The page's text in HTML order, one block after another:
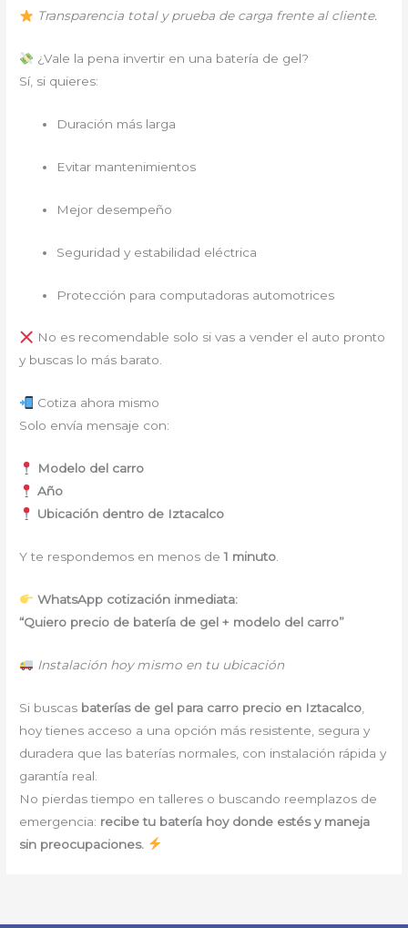
Transparencia total y prueba de carga frente al cliente.
¿Vale la pena invertir en una batería de gel?
Sí, si quieres:
Duración más larga
Evitar mantenimientos
Mejor desempeño
Seguridad y estabilidad eléctrica
Protección para computadoras automotrices
No es recomendable solo si vas a vender el auto pronto
y buscas lo más barato.
Cotiza ahora mismo
Solo envía mensaje con:
Modelo del carro
Año
Ubicación dentro de Iztacalco
Y te respondemos en menos de1 minuto
WhatsApp cotización inmediata:
“Quiero precio de batería de gel + modelo del carro”
Instalación hoy mismo en tu ubicación
Si buscas baterías de gel para carro precio en Iztacalco
hoy tienes acceso a una opción más resistente, segura y
duradera que las baterías normales, con instalación rápida y
garantía real.
No pierdas tiempo en talleres o buscando reemplazos de
emergencia: recibe tu batería hoy donde estés y maneja
sin preocupaciones.